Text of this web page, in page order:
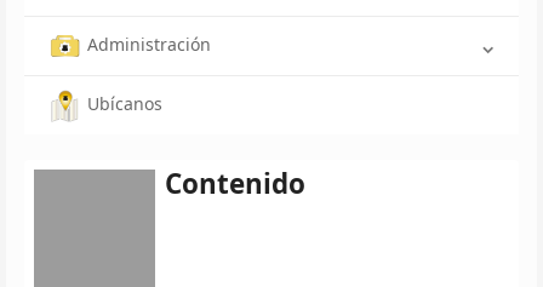
Administración
Ubícanos
Contenido